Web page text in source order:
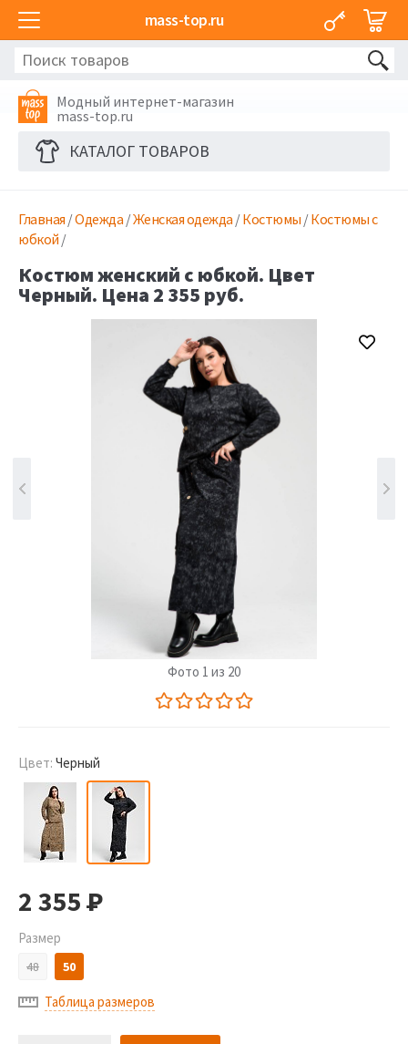
mass-top.ru
Модный интернет-магазин
mass-top.ru
КАТАЛОГ ТОВАРОВ
Главная /Одежда /Женская одежда /Костюмы /Костюмы с
юбкой /
Костюм женский с юбкой. Цвет
Черный. Цена 2 355 руб.
Фото 1 из 20
Цвет: Черный
2 355Р
Размер
48 50
Таблица размеров